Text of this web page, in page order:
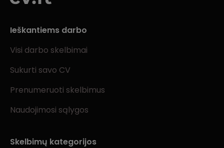
Ieškantiems darbo
Visi darbo skelbimai
Sukurti savo CV
Prenumeruoti skelbimus
Naudojimosi sąlygos
Skelbimų kategorijos